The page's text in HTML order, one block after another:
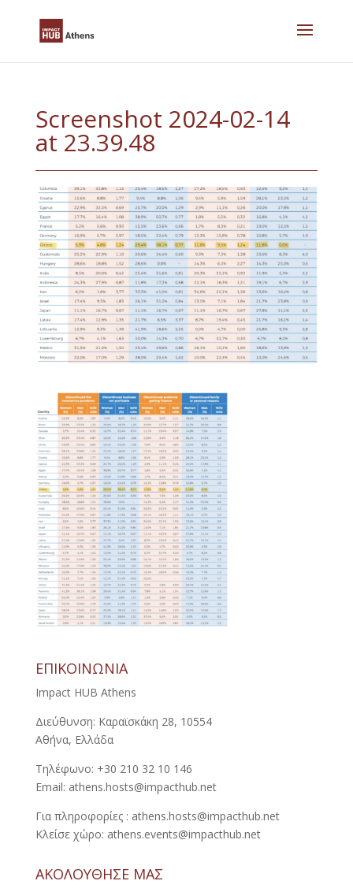
Screenshot 2024-02-14
at 23.39.48
ΕΠΙΚΟΙΝΩΝΙΑ
Impact HUB Athens
Διεύθυνση: Καραϊσκάκη 28, 10554
Αθήνα, Ελλάδα
Τηλέφωνο: +30 210 32 10 146
Email: athens.hosts@impacthub.net
Για πληροφορίες : athens.hosts@impacthub.net
Κλείσε χώρο: athens.events@impacthub.net
ΑΚΟΛΟΥΘΗΣΕ ΜΑΣ